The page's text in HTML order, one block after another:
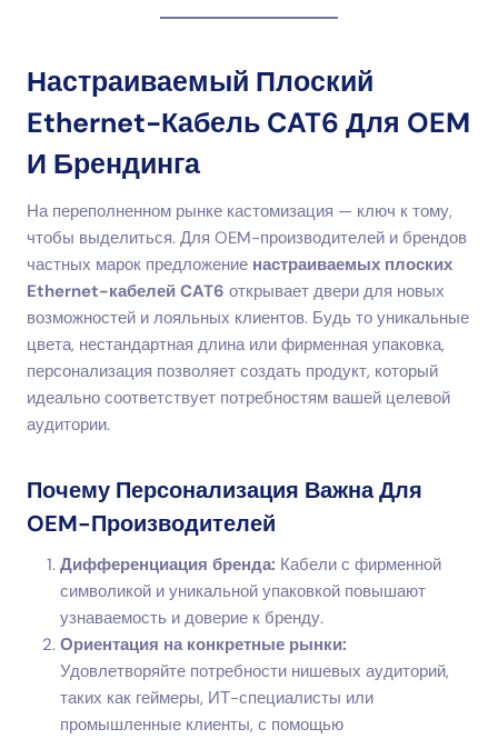
Настраиваемый Плоский
Ethernet-Кабель CAT6 Для OEM
И Брендинга
На переполненном рынке кастомизация — ключ к тому,
чтобы выделиться. Для OEM-производителей и брендов
частных марок предложение настраиваемых плоских
Ethernet-кабелей CAT6 открывает двери для новых
возможностей и лояльных клиентов. Будь то уникальные
цвета, нестандартная длина или фирменная упаковка,
персонализация позволяет создать продукт, который
идеально соответствует потребностям вашей целевой
аудитории.
Почему Персонализация Важна Для
OEM-Производителей
Дифференциация бренда: Кабели с фирменной
символикой и уникальной упаковкой повышают
узнаваемость и доверие к бренду.
Ориентация на конкретные рынки:
Удовлетворяйте потребности нишевых аудиторий,
таких как геймеры, ИТ-специалисты или
промышленные клиенты, с помощью